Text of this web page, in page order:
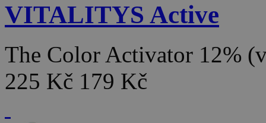
VITALITYS Active
The Color Activator 12%
225 Kč 179 Kč